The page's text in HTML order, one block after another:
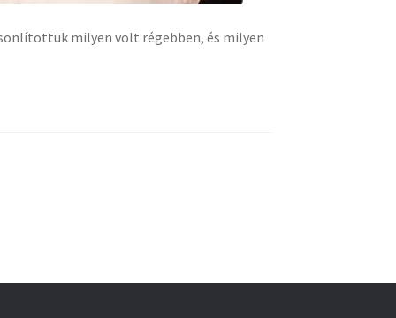
milyen volt régebben, és milyen